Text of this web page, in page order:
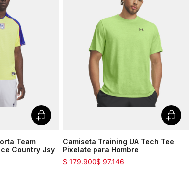
Team
Country Jsy
Camiseta Training UA Tech Tee
Pixelate para Hombre
$ 97.146
$ 179.900